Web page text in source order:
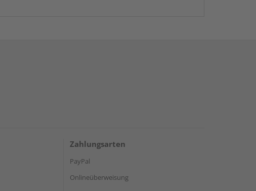
Zahlungsarten
PayPal
Onlineüberweisung